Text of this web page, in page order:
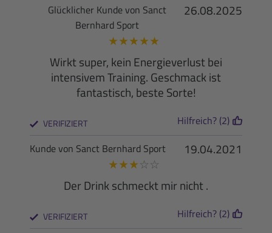
26.08.2025
Glücklicher Kunde von Sanct
Bernhard Sport
★★★★★
Wirkt super, kein Energieverlust bei
intensivem Training. Geschmack ist
fantastisch, beste Sorte!
VERIFIZIERT Hilfreich? (2)
19.04.2021
Kunde von Sanct Bernhard Sport
★★★ ☆ ☆
Der Drink schmeckt mir nicht .
VERIFIZIERT Hilfreich? (2)